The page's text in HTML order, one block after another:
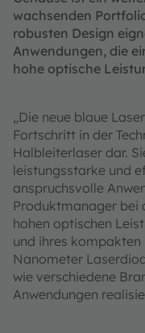
wachsenden
robusten Design
Anwendungen, die
hohe optische
„Die neue blaue
Fortschritt in der
Halbleiterlaser dar.
leistungsstarke und
anspruchsvolle
Produktmanager bei
hohen optischen
und ihres kompakten
Nanometer
wie verschiedene
Anwendungen